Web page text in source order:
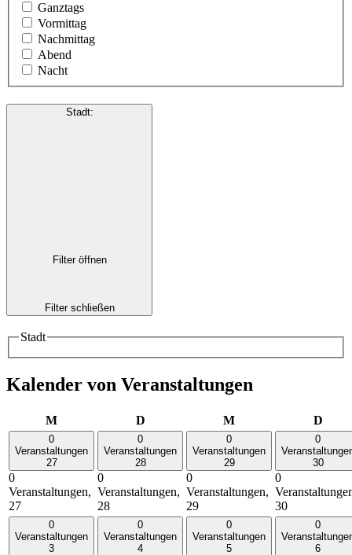
Ganztags
Vormittag
Nachmittag
Abend
Nacht
Stadt:
Filter öffnen
Filter schließen
Stadt
Kalender von Veranstaltungen
MMontag DDienstag MMittwoch D
0
Veranstaltungen
27
0
Veranstaltungen,
27
0
Veranstaltungen
28
0
Veranstaltungen,
28
0
Veranstaltungen
29
0
Veranstaltungen,
29
0
30
0
30
0
Veranstaltungen
3
0
Veranstaltungen
4
0
Veranstaltungen
5
0
6